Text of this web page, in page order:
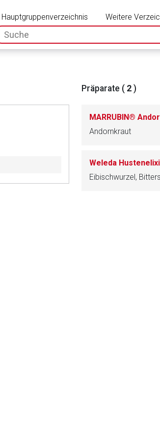
Hauptgruppenverzeichnis
Weitere
Präparate ( 2 )
MARRUBIN®
Andornkraut
Weleda